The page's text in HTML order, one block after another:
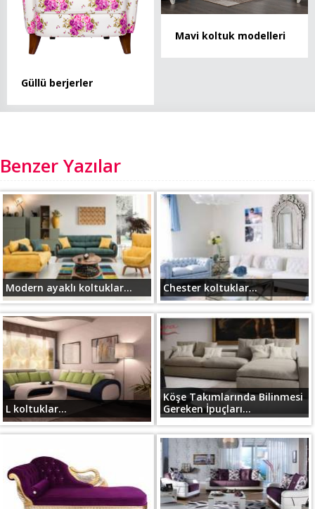
Güllü berjerler
Mavi koltuk modelleri
Benzer Yazılar
Modern ayaklı koltuklar... Chester koltuklar...
L koltuklar...
Köşe Takımlarında Bilinmesi
Gereken İpuçları...